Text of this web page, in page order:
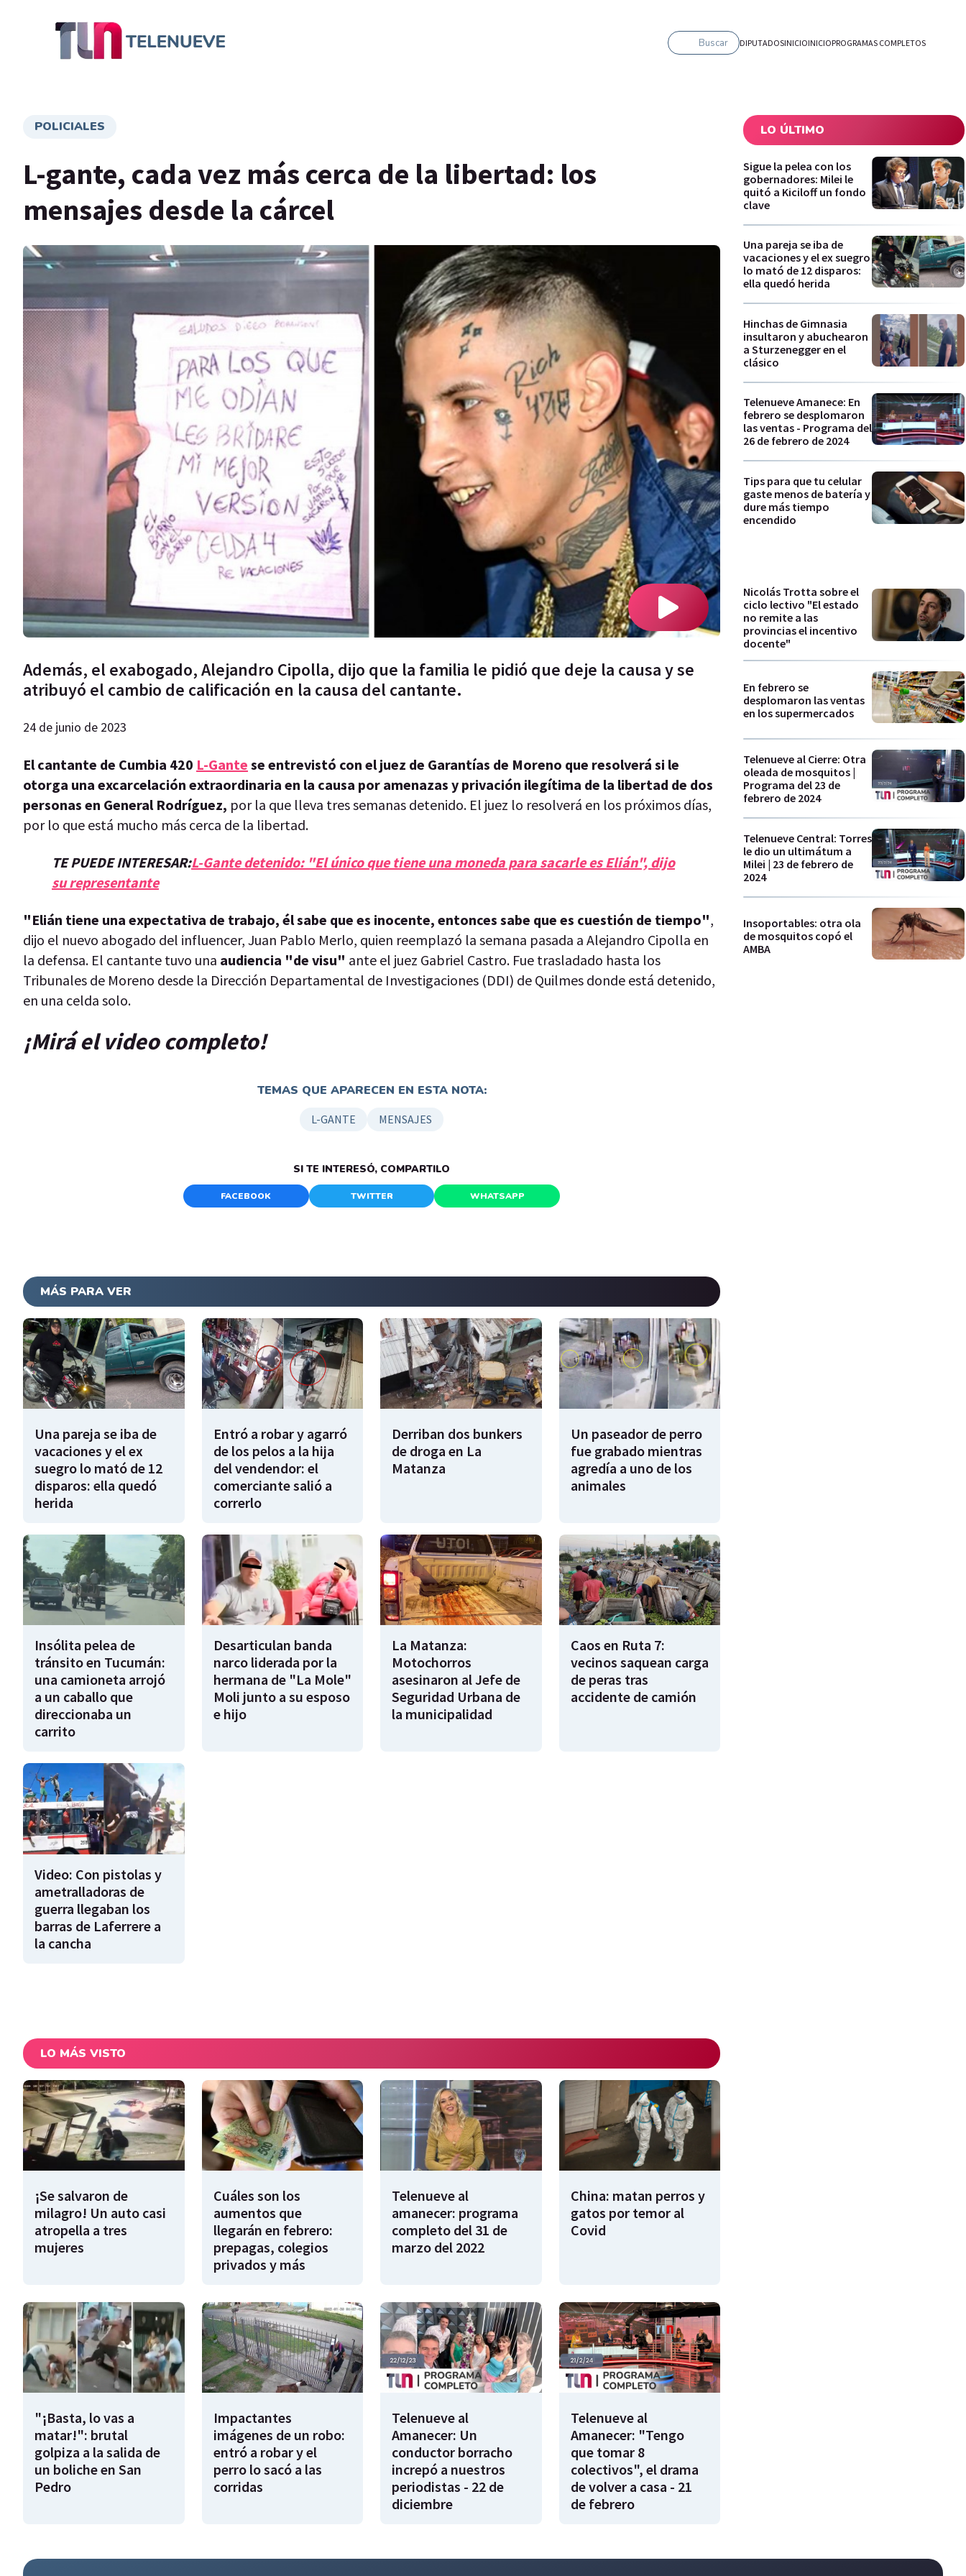
Buscar DIPUTADOSINICIOINICIOPROGRAMAS COMPLETOS
POLICIALES
L-gante, cada vez más cerca de la libertad: los
mensajes desde la cárcel
Además, el exabogado, Alejandro Cipolla, dijo que la familia le pidió que deje la causa y se
atribuyó el cambio de calificación en la causa del cantante.
24 de junio de 2023
El cantante de Cumbia 420 L-Gante se entrevistó con el juez de Garantías de Moreno que resolverá si le
otorga una excarcelación extraordinaria en la causa por amenazas y privación ilegítima de la libertad de dos
personas en General Rodríguez, por la que lleva tres semanas detenido. El juez lo resolverá en los próximos días,
por lo que está mucho más cerca de la libertad.
TE PUEDE INTERESAR:L-Gante detenido: "El único que tiene una moneda para sacarle es Elián", dijo
su representante
"Elián tiene una expectativa de trabajo, él sabe que es inocente, entonces sabe que es cuestión de tiempo",
dijo el nuevo abogado del influencer, Juan Pablo Merlo, quien reemplazó la semana pasada a Alejandro Cipolla en
la defensa. El cantante tuvo una audiencia "de visu" ante el juez Gabriel Castro. Fue trasladado hasta los
Tribunales de Moreno desde la Dirección Departamental de Investigaciones (DDI) de Quilmes donde está detenido,
en una celda solo.
¡Mirá el video completo!
TEMAS QUE APARECEN EN ESTA NOTA:
L-GANTE MENSAJES
SI TE INTERESÓ, COMPARTILO
FACEBOOK TWITTER WHATSAPP
MÁS PARA VER
Una pareja se iba de
vacaciones y el ex
suegro lo mató de 12
disparos: ella quedó
herida
Entró a robar y agarró
de los pelos a la hija
del vendendor: el
comerciante salió a
correrlo
Derriban dos bunkers
de droga en La
Matanza
Un paseador de perro
fue grabado mientras
agredía a uno de los
animales
Insólita pelea de
tránsito en Tucumán:
una camioneta arrojó
a un caballo que
direccionaba un
carrito
Desarticulan banda
narco liderada por la
hermana de "La Mole"
Moli junto a su esposo
e hijo
La Matanza:
Motochorros
asesinaron al Jefe de
Seguridad Urbana de
la municipalidad
Caos en Ruta 7:
vecinos saquean carga
de peras tras
accidente de camión
Video: Con pistolas y
ametralladoras de
guerra llegaban los
barras de Laferrere a
la cancha
LO MÁS VISTO
¡Se salvaron de
milagro! Un auto casi
atropella a tres
mujeres
Cuáles son los
aumentos que
llegarán en febrero:
prepagas, colegios
privados y más
Telenueve al
amanecer: programa
completo del 31 de
marzo del 2022
China: matan perros y
gatos por temor al
Covid
"¡Basta, lo vas a
matar!": brutal
golpiza a la salida de
un boliche en San
Pedro
Impactantes
imágenes de un robo:
entró a robar y el
perro lo sacó a las
corridas
Telenueve al
Amanecer: Un
conductor borracho
increpó a nuestros
periodistas - 22 de
diciembre
Telenueve al
Amanecer: "Tengo
que tomar 8
colectivos", el drama
de volver a casa - 21
de febrero
LO ÚLTIMO
Sigue la pelea con los
gobernadores: Milei le
quitó a Kiciloff un fondo
clave
Una pareja se iba de
vacaciones y el ex suegro
lo mató de 12 disparos:
ella quedó herida
Hinchas de Gimnasia
insultaron y abuchearon
a Sturzenegger en el
clásico
Telenueve Amanece: En
febrero se desplomaron
las ventas - Programa del
26 de febrero de 2024
Tips para que tu celular
gaste menos de batería y
dure más tiempo
encendido
Nicolás Trotta sobre el
ciclo lectivo "El estado
no remite a las
provincias el incentivo
docente"
En febrero se
desplomaron las ventas
en los supermercados
Telenueve al Cierre: Otra
oleada de mosquitos |
Programa del 23 de
febrero de 2024
Telenueve Central: Torres
le dio un ultimátum a
Milei | 23 de febrero de
2024
Insoportables: otra ola
de mosquitos copó el
AMBA